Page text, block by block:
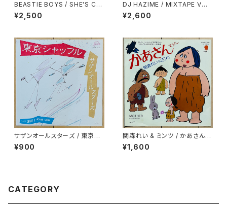
BEASTIE BOYS / SHE'S CR
AFTY
¥2,500
DJ HAZIME / MIXTAPE VOL.
10
¥2,600
サザンオールスターズ / 東京シ
ャッフル
¥900
関森れい & ミンツ / かあさん
(マザー)
¥1,600
CATEGORY